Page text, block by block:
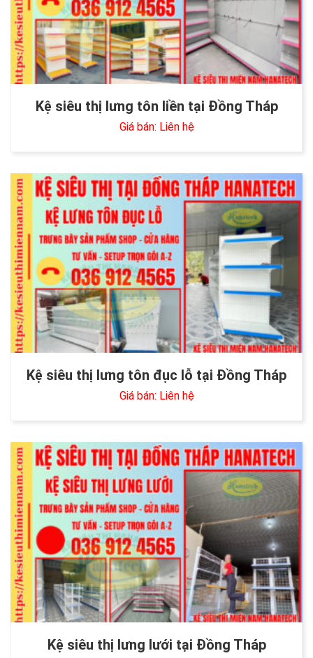
Kệ siêu thị lưng tôn liền tại Đồng Tháp
Giá bán: Liên hệ
Kệ siêu thị lưng tôn đục lỗ tại Đồng Tháp
Giá bán: Liên hệ
Kệ siêu thị lưng lưới tại Đồng Tháp